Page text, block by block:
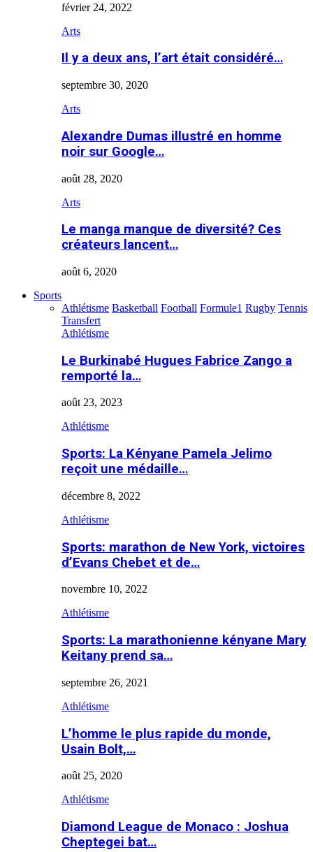
février 24, 2022
Arts
Il y a deux ans, l’art était considéré…
septembre 30, 2020
Arts
Alexandre Dumas illustré en homme
noir sur Google…
août 28, 2020
Arts
Le manga manque de diversité? Ces
créateurs lancent…
août 6, 2020
Sports
Athlétisme Basketball Football Formule1 Rugby Tennis
Transfert
Athlétisme
Le Burkinabé Hugues Fabrice Zango a
remporté la…
août 23, 2023
Athlétisme
Sports: La Kényane Pamela Jelimo
reçoit une médaille…
décembre 8, 2022
Athlétisme
Sports: marathon de New York, victoires
d’Evans Chebet et de…
novembre 10, 2022
Athlétisme
Sports: La marathonienne kényane Mary
Keitany prend sa…
septembre 26, 2021
Athlétisme
L’homme le plus rapide du monde,
Usain Bolt,…
août 25, 2020
Athlétisme
Diamond League de Monaco : Joshua
Cheptegei bat…